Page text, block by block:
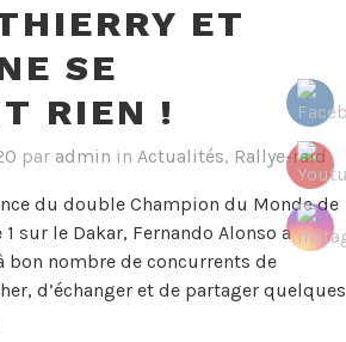
ET
SE
RIEN !
par admin in Actualités, Rallye-raid
du double Champion du Monde de
sur le Dakar, Fernando Alonso a
bon nombre de concurrents de
d’échanger et de partager quelques